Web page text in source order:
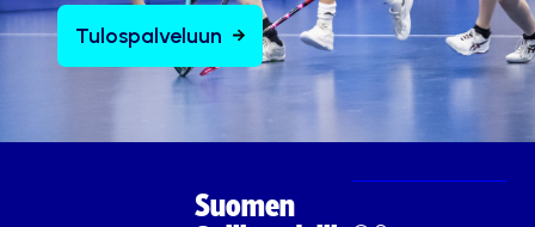
Tulospalveluun
Suomen